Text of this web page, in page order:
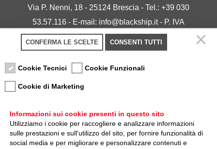
Via P. Nenni, 18 - 25124 Brescia - Tel.: +39 030
53.57.116 - E-mail: info@blackship.it - P. IVA
03492980986
Privacy policy-Cookie policy
Nota sulla Certificazione
CONFERMA LE SCELTE CONSENTI TUTTI
Cookie Tecnici Cookie Funzionali
Cookie di Marketing
Informazioni sui cookie presenti in questo sito
Utilizziamo i cookie per raccogliere e analizzare informazioni
sulle prestazioni e sull'utilizzo del sito, per fornire funzionalità di
social media e per migliorare e personalizzare contenuti e